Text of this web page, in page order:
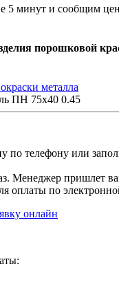
5 минут и сообщим
порошковой
металла
ПН 75х40 0.45
по телефону или
Менеджер пришлет
оплаты по
онлайн